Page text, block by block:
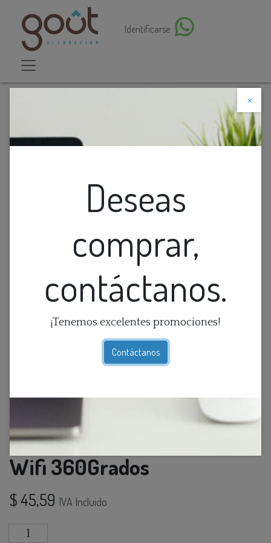
Identificarse
×
Deseas
comprar,
contáctanos.
¡Tenemos excelentes promociones!
Contáctanos
Descuento web
Camara De Seguridad Ip Wifi 360Grados
Camara De Seguridad Ip
Wifi 360Grados
$45,59 IVA Incluido